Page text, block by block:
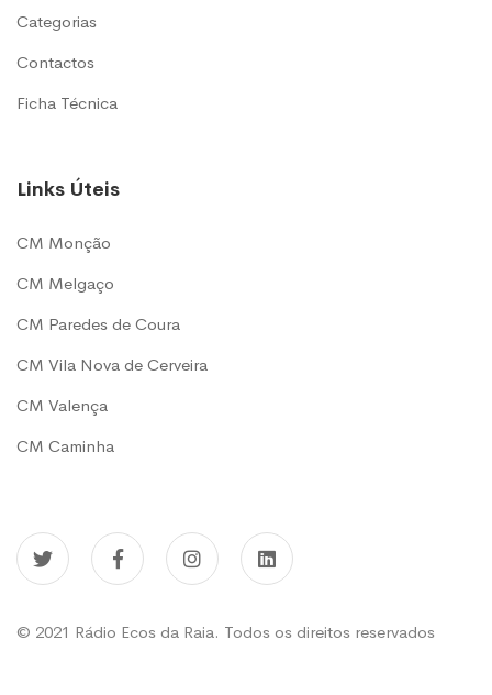
Categorias
Contactos
Ficha Técnica
Links Úteis
CM Monção
CM Melgaço
CM Paredes de Coura
CM Vila Nova de Cerveira
CM Valença
CM Caminha
© 2021 Rádio Ecos da Raia. Todos os direitos reservados